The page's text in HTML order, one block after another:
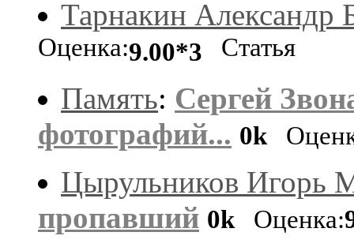
Тарнакин Александр
Оценка:9.00*3
Статья
Память: Сергей
фотографий... 0k
Цырульников Игорь
пропавший 0k Оценка: